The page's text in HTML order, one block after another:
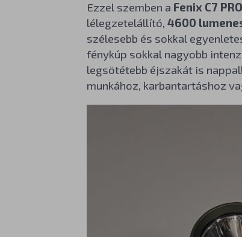
Ezzel szemben a Fenix C7 PRO
lélegzetelállító, 4600
szélesebb és sokkal
fénykúp sokkal nagyobb
legsötétebb éjszakát is
munkához, karbantartáshoz